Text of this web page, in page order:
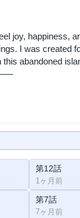
joy, happiness,
I was created
this abandoned
第12話
1ヶ月前
第7話
7ヶ月前